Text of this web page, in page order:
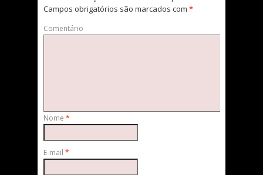
Campos obrigatórios são marcados com *
Comentário
Nome *
E-mail *